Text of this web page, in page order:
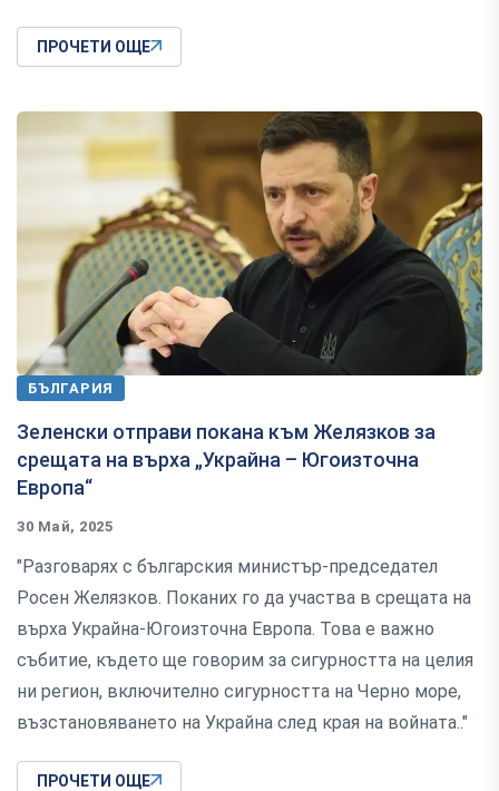
ПРОЧЕТИ ОЩЕ
БЪЛГАРИЯ
Зеленски отправи покана към Желязков за
срещата на върха „Украйна – Югоизточна
Европа“
30 Май, 2025
"Разговарях с българския министър-председател
Росен Желязков. Поканих го да участва в срещата на
върха Украйна-Югоизточна Европа. Това е важно
събитие, където ще говорим за сигурността на целия
ни регион, включително сигурността на Черно море,
възстановяването на Украйна след края на войната.."
ПРОЧЕТИ ОЩЕ